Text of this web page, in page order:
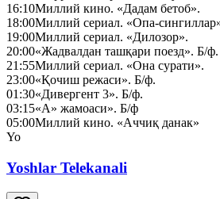
16:10Миллий кино. «Дадам бетоб».
18:00Миллий сериал. «Опа-
19:00Миллий сериал. «Дилозор».
20:00«Жадвалдан ташқари поезд». Б/ф.
21:55Миллий сериал. «Она сурати».
23:00«Қочиш режаси». Б/ф.
01:30«Дивергент 3». Б/ф.
03:15«А» жамоаси». Б/ф
05:00Миллий кино. «Аччиқ данак»
Yo
Yoshlar Telekanali